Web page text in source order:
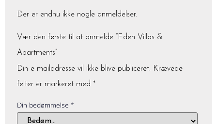
Der er endnu ikke nogle anmeldelser.
Vær den første til at anmelde “Eden Villas &
Apartments”
Din e-mailadresse vil ikke blive publiceret. Krævede
felter er markeret med *
Din bedømmelse *